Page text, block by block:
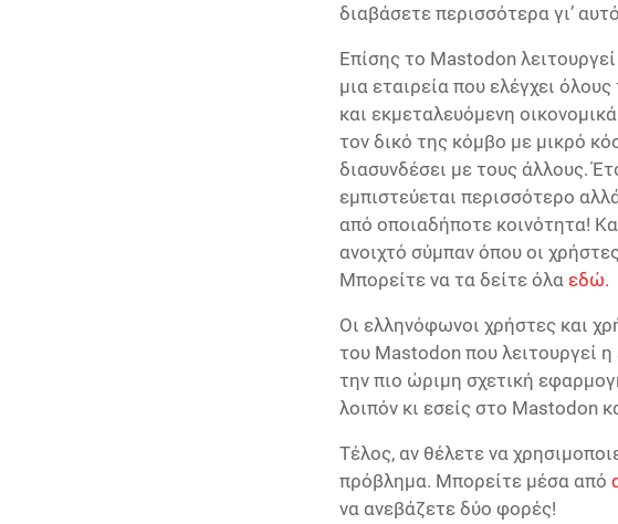
διαβάσετε περισσότερα γι’ αυτό
Επίσης το Mastodon
μια εταιρεία που ελέγχει
και εκμεταλευόμενη
τον δικό της κόμβο με μικρό
διασυνδέσει με τους άλλους.
εμπιστεύεται περισσότερο
από οποιαδήποτε κοινότητα!
ανοιχτό σύμπαν όπου οι
Μπορείτε να τα δείτε όλα εδώ.
Οι ελληνόφωνοι χρήστες και
του Mastodon που λειτουργεί η
την πιο ώριμη σχετική
λοιπόν κι εσείς στο Mastodon
Τέλος, αν θέλετε να
πρόβλημα. Μπορείτε μέσα από
να ανεβάζετε δύο φορές!